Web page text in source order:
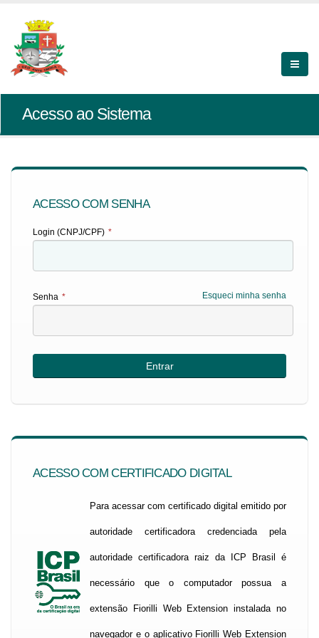
Acesso ao Sistema
ACESSO COM SENHA
Login (CNPJ/CPF) *
Esqueci minha senha
Senha *
ACESSO COM CERTIFICADO DIGITAL
Para acessar com certificado digital emitido por
autoridade certificadora credenciada pela
autoridade certificadora raiz da ICP Brasil é
necessário que o computador possua a
extensão Fiorilli Web Extension instalada no
navegador e o aplicativo Fiorilli Web Extension